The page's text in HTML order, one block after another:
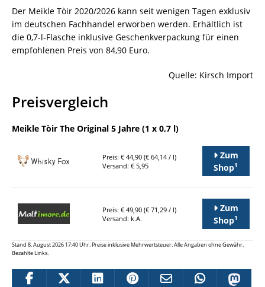
Der Meikle Tòir 2020/2026 kann seit wenigen Tagen exklusiv
im deutschen Fachhandel erworben werden. Erhältlich ist
die 0,7-l-Flasche inklusive Geschenkverpackung für einen
empfohlenen Preis von 84,90 Euro.
Quelle: Kirsch Import
Preisvergleich
Meikle Tòir The Original 5 Jahre (1 x 0,7 l)
Preis: € 44,90 (€ 64,14 / l)
Versand: € 5,95
Zum
Shop1
Preis: € 49,90 (€ 71,29 / l)
Versand: k.A.
Zum
Shop1
Stand 8. August 2026 17:40 Uhr. Preise inklusive Mehrwertsteuer. Alle Angaben ohne Gewähr.
Bezahlte Links.